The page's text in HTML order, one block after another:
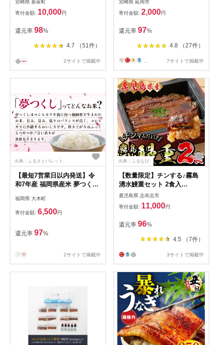
宮崎県 新富町
寄付金額: 10,000円
還元率 98%
4.7 （51件）
2サイトで掲載中
宮崎県 延岡市
寄付金額: 2,000円
還元率 97%
4.8 （27件）
... 7サイトで掲載中
出典：ふるさとパレット
【最短7営業日以内発送】令
和7年産 福岡県産米 夢つくし
島は配送不可
福岡県 大木町
寄付金額: 6,500円
還元率 97%
2サイトで掲載中
出典：ふるなび
【数量限定】チンする♪霧島
湧水鰻重セット 2食入
620g(蒲焼半身＋味付けご飯
[計310g×2食]) 鰻 ウナギ うな
ぎ うな重 鰻重 惣菜 おかず
簡単 レンジ 温めるだけ a1-
049
鹿児島県 志布志市
寄付金額: 11,000円
還元率 96%
4.5 （7件）
3サイトで掲載中